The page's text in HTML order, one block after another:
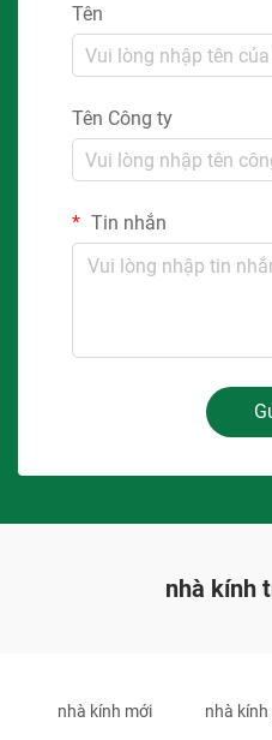
Tên
Tên Công ty
Tin nhắn
nhà kính
nhà kính mới nhà